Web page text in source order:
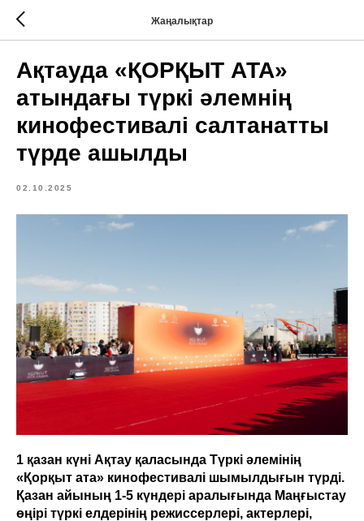
Жаңалықтар
Ақтауда «ҚОРҚЫТ АТА»
атындағы түркі әлемнің
кинофестивалі салтанатты
түрде ашылды
02.10.2025
1 қазан күні Ақтау қаласында Түркі әлемінің
«Қорқыт ата» кинофестивалі шымылдығын түрді.
Қазан айының 1-5 күндері аралығында Маңғыстау
өңірі түркі елдерінің режиссерлері, актерлері,